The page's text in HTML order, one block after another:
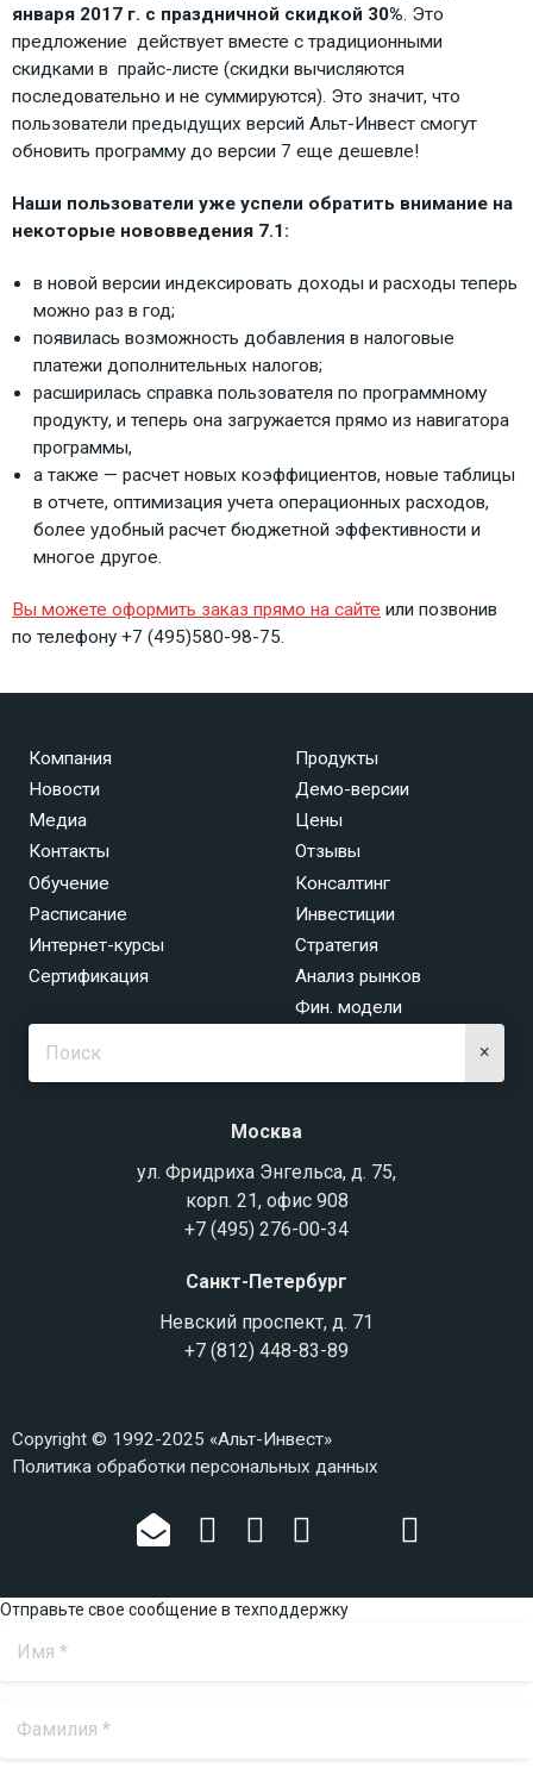
января 2017 г. с праздничной скидкой 30%. Это
предложение действует вместе с традиционными
скидками в прайс-листе (скидки вычисляются
последовательно и не суммируются). Это значит, что
пользователи предыдущих версий Альт-Инвест смогут
обновить программу до версии 7 еще дешевле!
Наши пользователи уже успели обратить внимание на
некоторые нововведения 7.1:
в новой версии индексировать доходы и расходы теперь
можно раз в год;
появилась возможность добавления в налоговые
платежи дополнительных налогов;
расширилась справка пользователя по программному
продукту, и теперь она загружается прямо из навигатора
программы,
а также — расчет новых коэффициентов, новые таблицы
в отчете, оптимизация учета операционных расходов,
более удобный расчет бюджетной эффективности и
многое другое.
Вы можете оформить заказ прямо на сайте или позвонив
по телефону +7 (495)580-98-75.
Компания
Новости
Медиа
Контакты
Продукты
Демо-версии
Цены
Отзывы
Обучение
Расписание
Интернет-курсы
Сертификация
Консалтинг
Инвестиции
Стратегия
Анализ рынков
Фин. модели
×
Москва
ул. Фридриха Энгельса, д. 75,
корп. 21, офис 908
+7 (495) 276-00-34
Санкт-Петербург
Невский проспект, д. 71
+7 (812) 448-83-89
Copyright © 1992-2025 «Альт-Инвест»
Политика обработки персональных данных
Отправьте свое сообщение в техподдержку